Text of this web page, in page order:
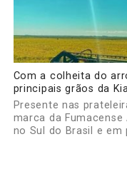
Com a colheita do
principais grãos da
Presente nas
marca da
no Sul do Brasil e em